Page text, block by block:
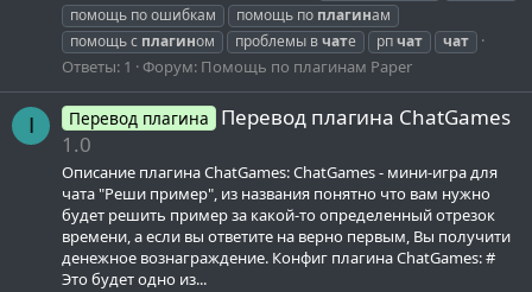
помощь по ошибкам
помощь по плагинам
помощь с плагином проблемы вчате рпчат чат
Ответы: 1 Форум: Помощь по плагинам Paper
I Перевод плагина
Перевод плагина ChatGames
1.0
Описание плагина ChatGames: ChatGames - мини-игра для
чата "Реши пример", из названия понятно что вам нужно
будет решить пример за какой-то определенный отрезок
времени, а если вы ответите на верно первым, Вы получити
денежное вознаграждение. Конфиг плагина ChatGames: #
Это будет одно из...